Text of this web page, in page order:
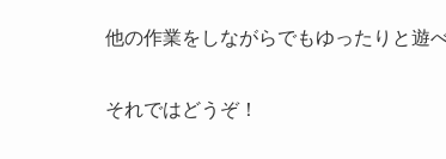
他の作業をしながらでもゆったりと遊
それではどうぞ！